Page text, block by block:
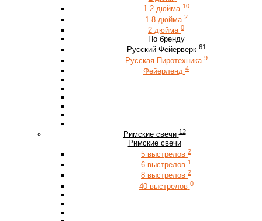
1.2 дюйма 10
1.8 дюйма 2
2 дюйма 0
По бренду
Русский Фейерверк 61
Русская Пиротехника 9
Фейерленд 4
Римские свечи 12
Римские свечи
5 выстрелов 2
6 выстрелов 1
8 выстрелов 2
40 выстрелов 0